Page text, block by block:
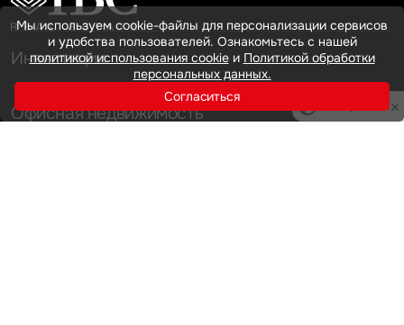
Инвестиции
Офисная недвижимость
Мы используем cookie-файлы для персонализации сервисов
и удобства пользователей. Ознакомьтесь с нашей
политикой использования cookieи Политикой обработки
персональных данных.
Согласиться